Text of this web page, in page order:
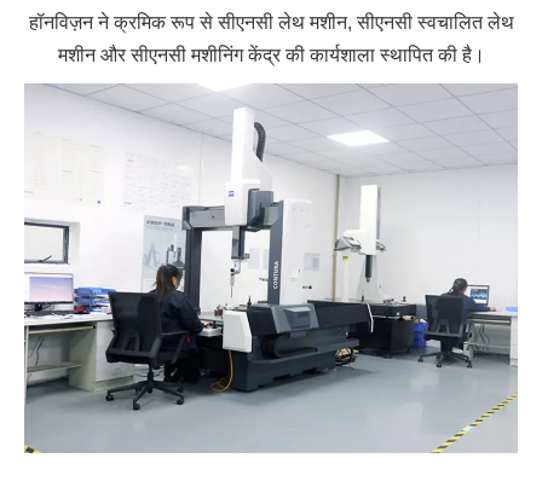
हॉनविज़न ने क्रमिक रूप से सीएनसी लेथ मशीन, सीएनसी स्वचालित लेथ
मशीन और सीएनसी मशीनिंग केंद्र की कार्यशाला स्थापित की है।